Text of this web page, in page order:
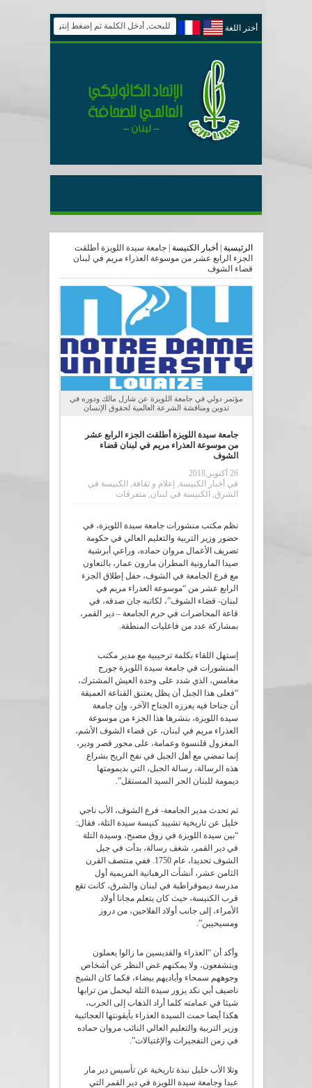
أختر اللغة
الرئيسية أخبار الكنيسة |جامعة سيدة اللويزة أطلقت
الجزء الرابع عشر من موسوعة العذراء مريم في لبنان
قضاء الشوف
مؤتمر دولي في جامعة اللويزة عن شارل مالك ودوره في
تدوين ومناقشة الشرعة العالمية لحقوق الإنسان
جامعة سيدة اللويزة أطلقت الجزء الرابع عشر
من موسوعة العذراء مريم في لبنان قضاء
الشوف
26 أكتوبر,2018
في أخبار الكنيسة, إعلام و ثقافة, الكنيسة في
الشرق, الكنيسة في لبنان,متفرقات
نظم مكتب منشورات جامعة سيدة اللويزة، في
حضور وزير التربية والتعليم العالي في حكومة
تصريف الأعمال مروان حماده، وراعي أبرشية
صيدا المارونية المطران مارون عمار، بالتعاون
مع فرع الجامعة في الشوف، حفل إطلاق الجزء
الرابع عشر من “موسوعة العذراء مريم في
لبنان- قضاء الشوف”، لكاتبه جان صدقه، في
قاعة المحاضرات في حرم الجامعة – دير القمر،
بمشاركة عدد من فاعليات المنطقة.
إستهل اللقاء بكلمة ترحيبية مع مدير مكتب
المنشورات في جامعة سيدة اللويزة جورج
مغامس، الذي شدد على وحدة العيش المشترك،
“فعلى هذا الجبل أن يظل يعتنق القناعة العميقة
أن جناحا فيه يعززه الجناح الآخر، وإن جامعة
سيدة اللويزة، بنشرها هذا الجزء من موسوعة
العذراء مريم في لبنان، عن قضاء الشوف الأشم،
المغزول قلنسوة وعمامة، على محور قصر ودير،
إنما تمضي مع أهل الجبل في نفخ الريح بشراع
هذه الرسالة، رسالة الجبل، التي بديمومتها
ديمومة للبنان الحر السيد المستقل”.
ثم تحدث مدير الجامعة- فرع الشوف، الأب ناجي
خليل عن تاريخية تشييد كنيسة سيدة التلة، فقال:
“بين سيدة اللويزة في زوق مصبح، وسيدة التلة
في دير القمر، شغف رسالة، بدأت في جبل
الشوف تحديدا، عام 1750. ففي منتصف القرن
الثامن عشر، أنشأت الرهبانية المريمية أول
مدرسة ديموقراطية في لبنان والشرق، كانت تقع
قرب الكنيسة، حيث كان يتعلم مجانا أولاد
الأمراء، إلى جانب أولاد الفلاحين، من دروز
ومسيحيين”.
وأكد أن “العذراء والقديسين ما زالوا يعملون
ويتشفعون، ولا يمكنهم غض النظر عن أشخاص
وجوههم سمحاء وأياديهم بيضاء، فكما كان الشيخ
ناصيف أبي نكد يزور سيدة التلة ليحمل من ترابها
شيئا في عمامته كلما أراد الذهاب إلى الحرب،
هكذا أيضا حمت السيدة العذراء بأيقونتها العجائبية
وزير التربية والتعليم العالي النائب مروان حماده
في زمن التفجيرات والإغتيالات”.
وتلا الأب خليل نبذة تاريخية عن تأسيس دير مار
عبدا وجامعة سيدة اللويزة في دير القمر التي